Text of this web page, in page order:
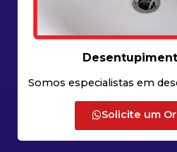
Somos especialistas em
Solicite um